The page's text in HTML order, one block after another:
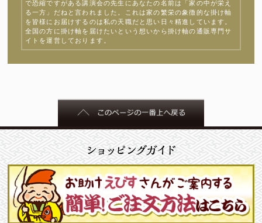
で恐縮ですがある講演会の先生にあなたの名前は「家の中が栄え
る一方」だねと言われました。これは家の繁栄の象徴的な掛け軸
を皆様にお届けするのは私の天職だと思い日々精進しています。
全国の方に掛け軸を届けたいという想いから掛け軸の通販専門サ
イトを運営しております。